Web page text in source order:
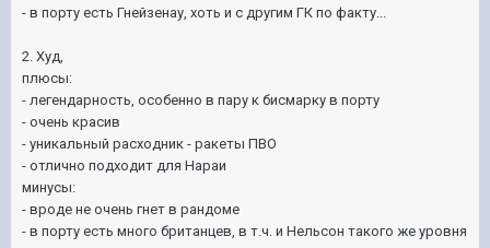
- в порту есть Гнейзенау, хоть и с другим ГК по факту...
2. Худ,
плюсы:
- легендарность, особенно в пару к бисмарку в порту
- очень красив
- уникальный расходник - ракеты ПВО
- отлично подходит для Нараи
минусы:
- вроде не очень гнет в рандоме
- в порту есть много британцев, в т.ч. и Нельсон такого же уровня